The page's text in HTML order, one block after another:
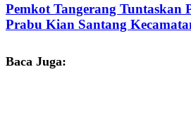
Pemkot Tangerang Tuntaskan
Prabu Kian Santang
Baca Juga: